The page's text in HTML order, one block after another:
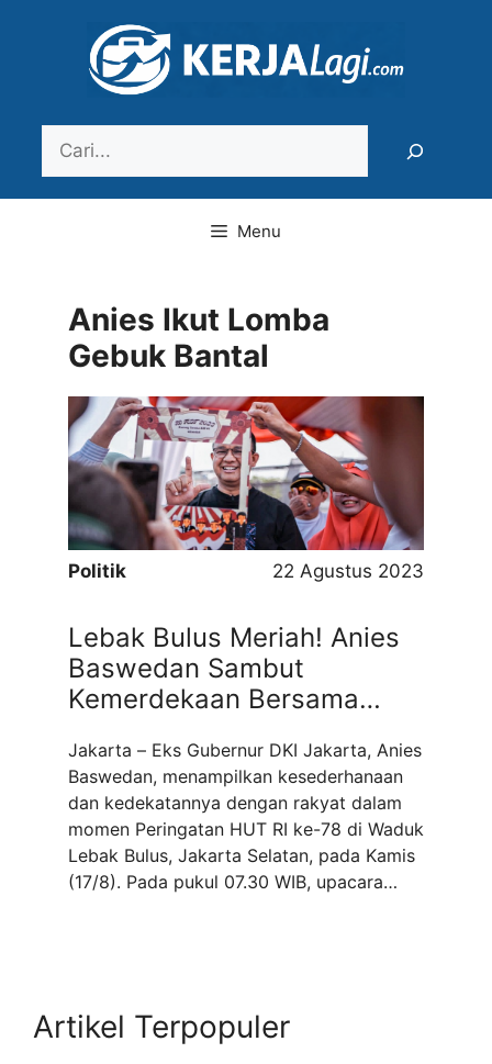
Menu
Anies Ikut Lomba
Gebuk Bantal
Politik 22 Agustus 2023
Lebak Bulus Meriah! Anies
Baswedan Sambut
Kemerdekaan Bersama
Jakarta – Eks Gubernur DKI Jakarta, Anies
Baswedan, menampilkan kesederhanaan
dan kedekatannya dengan rakyat dalam
momen Peringatan HUT RI ke-78 di Waduk
Lebak Bulus, Jakarta Selatan, pada Kamis
(17/8). Pada pukul 07.30 WIB, upacara
Artikel Terpopuler